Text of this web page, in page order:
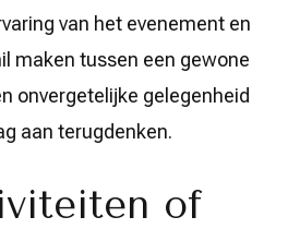
van het evenement en
maken tussen een gewone
onvergetelijke gelegenheid
aan terugdenken.
of